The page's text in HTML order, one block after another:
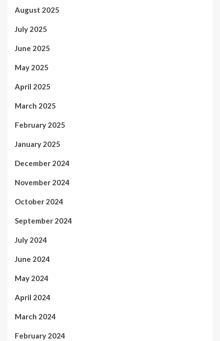
August 2025
July 2025
June 2025
May 2025
April 2025
March 2025
February 2025
January 2025
December 2024
November 2024
October 2024
September 2024
July 2024
June 2024
May 2024
April 2024
March 2024
February 2024